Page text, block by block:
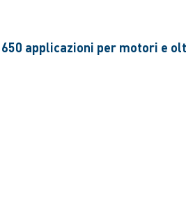
applicazioni per motori e